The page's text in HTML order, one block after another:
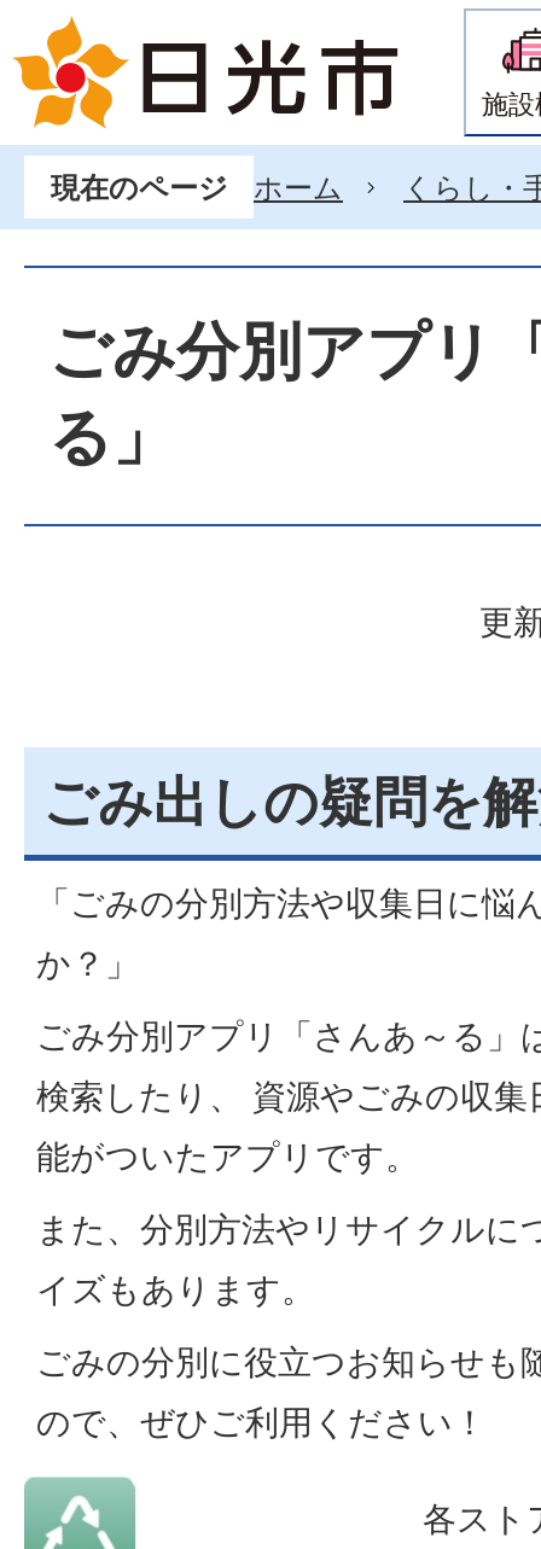
施
現在のページ ホーム くらし・
ごみ分別アプリ
る」
更
ごみ出しの疑問を
「ごみの分別方法や収集日に
か？」
ごみ分別アプリ「さんあ～る」
検索したり、 資源やごみの収
能がついたアプリです。
また、分別方法やリサイクルに
イズもあります。
ごみの分別に役立つお知らせも
ので、ぜひご利用ください！
各スト